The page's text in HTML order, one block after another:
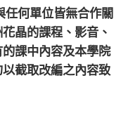
任何單位皆無合作關
晶的課程、影音、
課中內容及本學院
截取改編之內容致